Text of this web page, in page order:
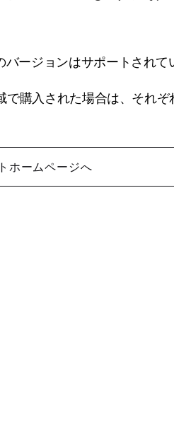
ージョンはサポートされて
で購入された場合は、それ
ホームページへ